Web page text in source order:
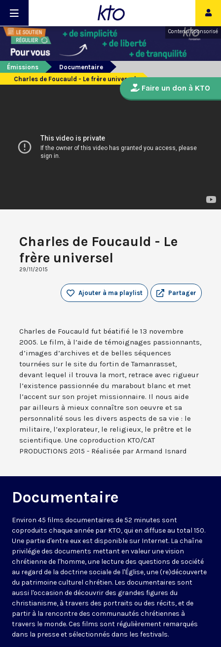
Contenu sponsorisé
Émissions
Documentaire
Charles de Foucauld - Le frère universel
Charles de Foucauld - Le
frère universel
29/11/2015
Partager
Ajouter à ma playlist
Charles de Foucauld fut béatifié le 13 novembre
2005. Le film, à l’aide de témoignages passionnants,
d’images d’archives et de belles séquences
tournées sur le site du fortin de Tamanrasset,
devant lequel il trouva la mort, retrace avec rigueur
l’existence passionnée du marabout blanc et met
l’accent sur son projet missionnaire. Il nous aide
par ailleurs à mieux connaître son oeuvre et sa
personnalité sous les divers aspects de sa vie : le
militaire, l’explorateur, le religieux, le prêtre et le
scientifique. Une coproduction KTO/CAT
PRODUCTIONS 2015 - Réalisée par Armand Isnard
Documentaire
Environ 45 films documentaires de 52 minutes sont
coproduits chaque année par KTO, qui en diffuse au total 150.
Une partie d'entre eux est disponible sur Internet. La chaîne
privilégie des documents mettant en valeur une vision
chrétienne de l'homme, une lecture des questions de société
au regard de la doctrine sociale de l'Église, une (re)découverte
du patrimoine culturel chrétien. Les documentaires sont
aussi l'occasion de découvrir des grandes figures du
christianisme, à travers des portraits ou des récits, et de
partir à la rencontre des communautés chrétiennes à
travers le monde. Ces films sont régulièrement remarqués
dans la presse et sélectionnés dans les festivals.
Faire un don à KTO